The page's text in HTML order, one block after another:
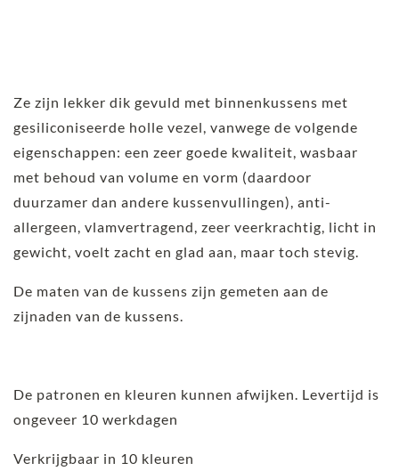
Ze zijn lekker dik gevuld met binnenkussens met
gesiliconiseerde holle vezel, vanwege de volgende
eigenschappen: een zeer goede kwaliteit, wasbaar
met behoud van volume en vorm (daardoor
duurzamer dan andere kussenvullingen), anti-
allergeen, vlamvertragend, zeer veerkrachtig, licht in
gewicht, voelt zacht en glad aan, maar toch stevig.
De maten van de kussens zijn gemeten aan de
zijnaden van de kussens.
De patronen en kleuren kunnen afwijken. Levertijd is
ongeveer 10 werkdagen
Verkrijgbaar in 10 kleuren